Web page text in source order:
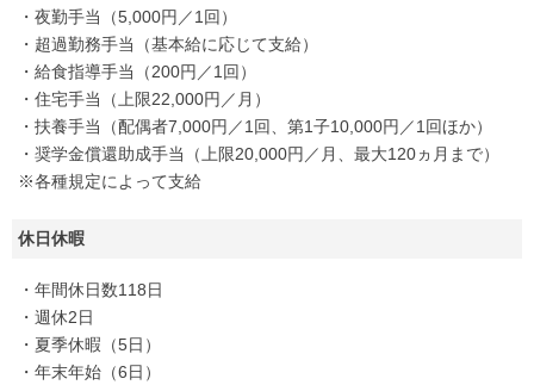
・夜勤手当（5,000円／1回）
・超過勤務手当（基本給に応じて支給）
・給食指導手当（200円／1回）
・住宅手当（上限22,000円／月）
・扶養手当（配偶者7,000円／1回、第1子10,000円／1回ほか）
・奨学金償還助成手当（上限20,000円／月、最大120ヵ月まで）
※各種規定によって支給
休日休暇
・年間休日数118日
・週休2日
・夏季休暇（5日）
・年末年始（6日）